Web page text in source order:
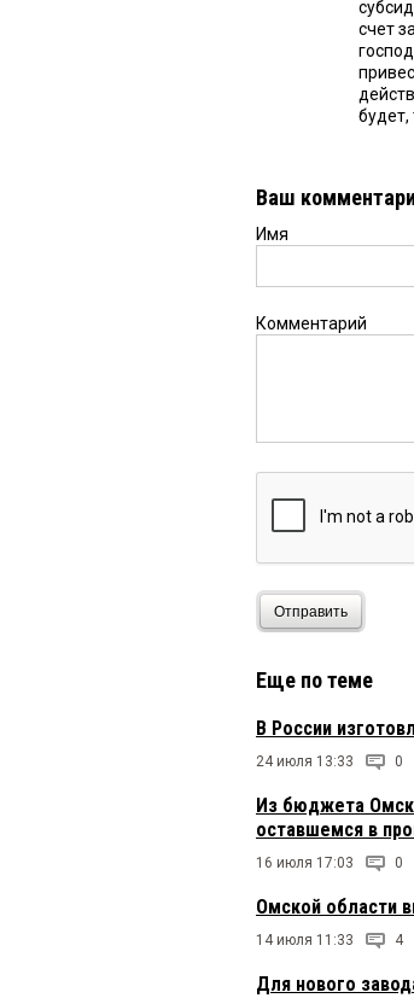
счет
будет,
Ваш
Имя
Комментарий
Отправить
Еще по теме
В России
24 июля 13:33 0
Из бюджета
оставшемся в
16 июля 17:03 0
Омской области
14 июля 11:33 4
Для нового